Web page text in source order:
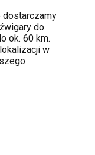
dostarczamy
do
ok. 60 km.
w